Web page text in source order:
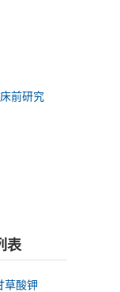
前研究
表
草酸钾